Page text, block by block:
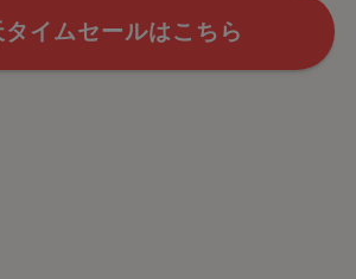
タイムセールはこちら